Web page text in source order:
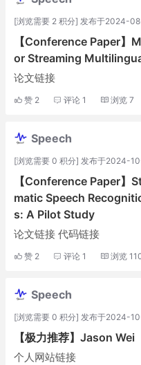
[浏览需要 2 积分] 发布于2024-
【Conference Paper
or Streaming
论文链接
赞 2 评论 1 浏览 7
Speech
[浏览需要 0 积分] 发布于2024-
【Conference Paper
matic Speech
s: A Pilot Study
论文链接 代码链接
赞 2 评论 1 浏览
Speech
[浏览需要 0 积分] 发布于2024-
【极力推荐】Jason Wei
个人网站链接